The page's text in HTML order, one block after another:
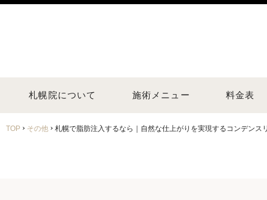
札幌院について 施術メニュー 料金表
TOP › その他 › 札幌で脂肪注入するなら｜自然な仕上がりを実現するコンデンス